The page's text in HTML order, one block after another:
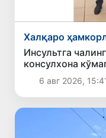
Халқаро
Инсультга
консулхона
қайтарилди
6 авг 2026,